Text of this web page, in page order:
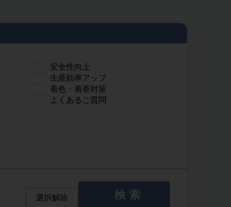
安全性向上
生産効率アップ
着色・着香対策
よくあるご質問
選択解除 検索